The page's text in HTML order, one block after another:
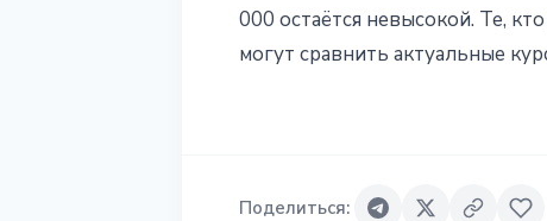
000 остаётся невысокой. Те,
могут сравнить актуальные
Поделиться: